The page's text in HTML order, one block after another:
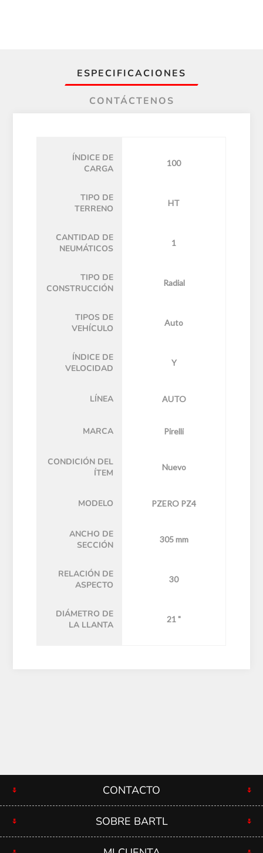
ESPECIFICACIONES
CONTÁCTENOS
ÍNDICE DE
CARGA
100
TIPO DE
TERRENO
HT
CANTIDAD DE
NEUMÁTICOS
1
TIPO DE
CONSTRUCCIÓN
Radial
TIPOS DE
VEHÍCULO
Auto
ÍNDICE DE
VELOCIDAD
Y
LÍNEA AUTO
MARCA Pirelli
CONDICIÓN DEL
ÍTEM
Nuevo
MODELO PZERO PZ4
ANCHO DE
SECCIÓN
305 mm
RELACIÓN DE
ASPECTO
30
DIÁMETRO DE
LA LLANTA
21 "
CONTACTO
SOBRE BARTL